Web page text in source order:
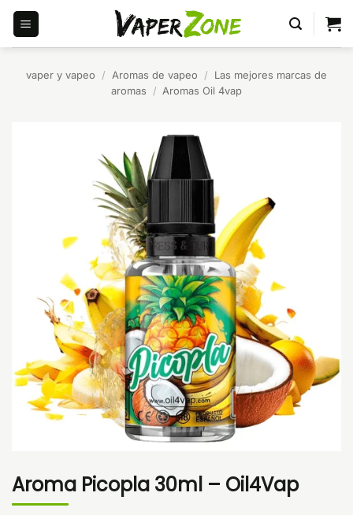
Saltar
contenido
vaper y vapeo / Aromas de vapeo /
Las mejores marcas de
aromas
/ Aromas Oil 4vap
Aroma Picopla 30ml – Oil4Vap